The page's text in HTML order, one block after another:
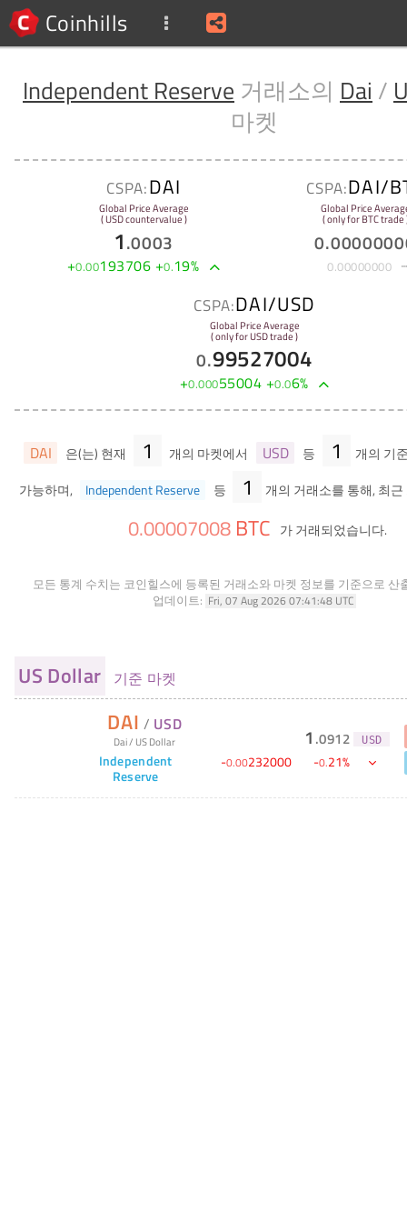
Coinhills
Independent Reserve 거래소의 Dai /
마켓
CSPA:DAI
Global Price Average
( USD countervalue )
1.0003
+0.00193706 +0.19%
CSPA:DAI/
Global Price
( only for BTC trade
0.
0.00000000
CSPA:DAI/USD
Global Price Average
( only for USD trade )
0.99527004
+0.00055004 +0.06%
DAI 은(는) 현재 1 개의 마켓에서 USD 등 1
개의 기
가능하며,
Independent Reserve 등 1 개의 거래소를 통해, 최
0.00007008 BTC 가 거래되었습니다.
모든 통계 수치는 코인힐스에 등록된 거래소와 마켓 정보를 기준으로 산
업데이트: Fri, 07 Aug 2026 07:41:48 UTC
US Dollar 기준 마켓
DAI / USD
Dai/ US Dollar
Independent
Reserve
1 .0912 USD
-0.00232000 -0.21%